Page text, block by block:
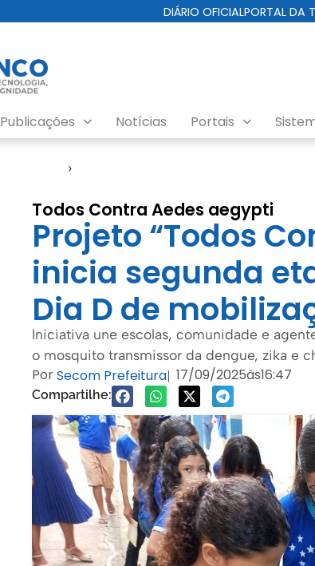
DIÁRIO OFICIALPORTAL DA
Publicações Notícias Portais
›
Todos Contra Aedes aegypti
Projeto “Todos
inicia segunda
Dia D de
Iniciativa une escolas, comunidade e
o mosquito transmissor da dengue, zika e
PorSecom Prefeitura| 17/09/2025às16:47
Compartilhe: